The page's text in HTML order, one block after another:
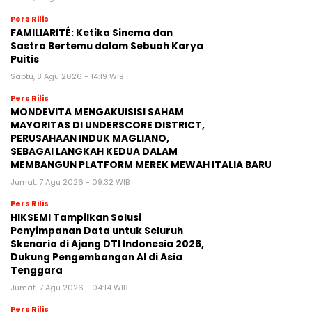
Pers Rilis
FAMILIARITÉ: Ketika Sinema dan
Sastra Bertemu dalam Sebuah Karya
Puitis
Sabtu, 8 Agu 2026 - 14:19 WIB
Pers Rilis
MONDEVITA MENGAKUISISI SAHAM
MAYORITAS DI UNDERSCORE DISTRICT,
PERUSAHAAN INDUK MAGLIANO,
SEBAGAI LANGKAH KEDUA DALAM
MEMBANGUN PLATFORM MEREK MEWAH ITALIA BARU
Jumat, 7 Agu 2026 - 09:32 WIB
Pers Rilis
HIKSEMI Tampilkan Solusi
Penyimpanan Data untuk Seluruh
Skenario di Ajang DTI Indonesia 2026,
Dukung Pengembangan AI di Asia
Tenggara
Jumat, 7 Agu 2026 - 04:14 WIB
Pers Rilis